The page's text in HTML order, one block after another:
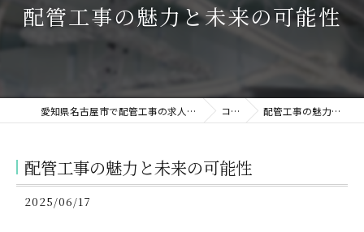
配管工事の魅力と未来の可能性
愛知県名古屋市で配管工事の求人なら株式会社名翔テック コラム 配管工事の魅力と未来の可能性
配管工事の魅力と未来の可能性
2025/06/17